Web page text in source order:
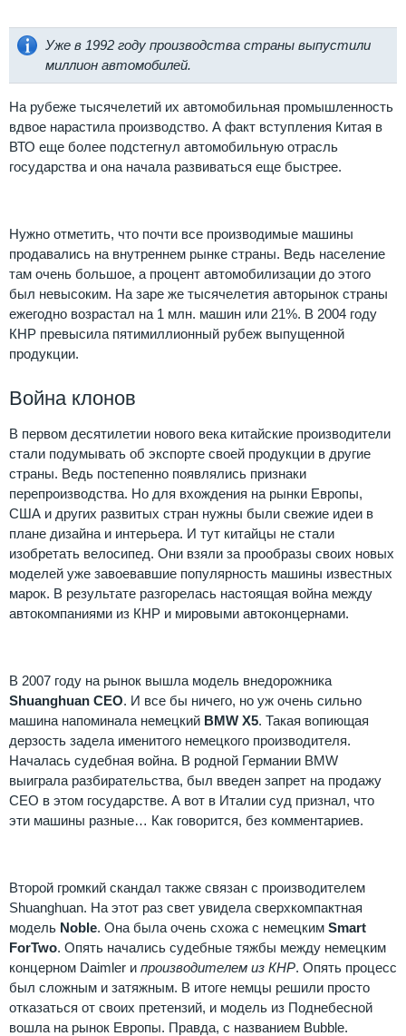
Уже в 1992 году производства страны выпустили
миллион автомобилей.
На рубеже тысячелетий их автомобильная промышленность
вдвое нарастила производство. А факт вступления Китая в
ВТО еще более подстегнул автомобильную отрасль
государства и она начала развиваться еще быстрее.
Нужно отметить, что почти все производимые машины
продавались на внутреннем рынке страны. Ведь население
там очень большое, а процент автомобилизации до этого
был невысоким. На заре же тысячелетия авторынок страны
ежегодно возрастал на 1 млн. машин или 21%. В 2004 году
КНР превысила пятимиллионный рубеж выпущенной
продукции.
Война клонов
В первом десятилетии нового века китайские производители
стали подумывать об экспорте своей продукции в другие
страны. Ведь постепенно появлялись признаки
перепроизводства. Но для вхождения на рынки Европы,
США и других развитых стран нужны были свежие идеи в
плане дизайна и интерьера. И тут китайцы не стали
изобретать велосипед. Они взяли за прообразы своих новых
моделей уже завоевавшие популярность машины известных
марок. В результате разгорелась настоящая война между
автокомпаниями из КНР и мировыми автоконцернами.
В 2007 году на рынок вышла модель внедорожника
Shuanghuan CEO. И все бы ничего, но уж очень сильно
машина напоминала немецкий BMW X5. Такая вопиющая
дерзость задела именитого немецкого производителя.
Началась судебная война. В родной Германии BMW
выиграла разбирательства, был введен запрет на продажу
CEO в этом государстве. А вот в Италии суд признал, что
эти машины разные… Как говорится, без комментариев.
Второй громкий скандал также связан с производителем
Shuanghuan. На этот раз свет увидела сверхкомпактная
модель Noble. Она была очень схожа с немецким Smart
ForTwo. Опять начались судебные тяжбы между немецким
концерном Daimler и производителем из КНР. Опять процесс
был сложным и затяжным. В итоге немцы решили просто
отказаться от своих претензий, и модель из Поднебесной
вошла на рынок Европы. Правда, с названием Bubble.